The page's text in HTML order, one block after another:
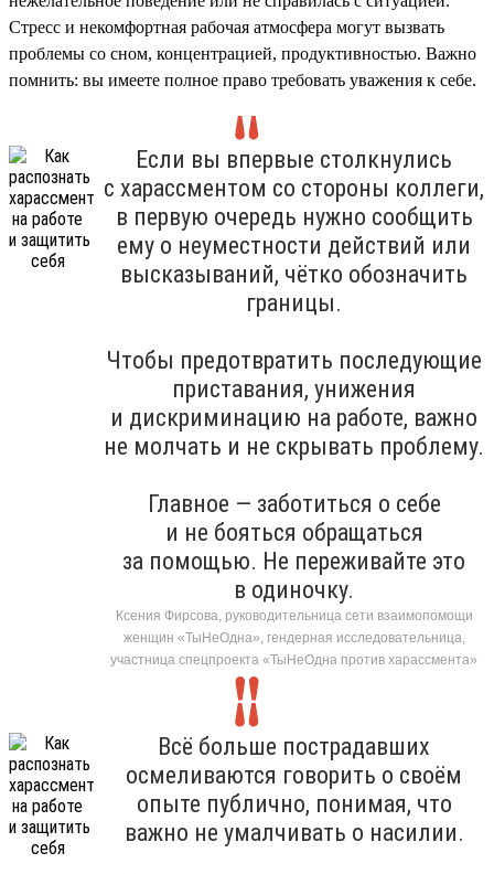
Стресс и некомфортная рабочая атмосфера могут вызвать
проблемы со сном, концентрацией, продуктивностью. Важно
помнить: вы имеете полное право требовать уважения к себе.
Если вы впервые столкнулись
с харассментом со стороны коллеги,
в первую очередь нужно сообщить
ему о неуместности действий или
высказываний, чётко обозначить
границы.
Чтобы предотвратить последующие
приставания, унижения
и дискриминацию на работе, важно
не молчать и не скрывать проблему.
Главное — заботиться о себе
и не бояться обращаться
за помощью. Не переживайте это
в одиночку.
Ксения Фирсова, руководительница сети взаимопомощи
женщин «ТыНеОдна», гендерная исследовательница,
участница спецпроекта «ТыНеОдна против харассмента»
Всё больше пострадавших
осмеливаются говорить о своём
опыте публично, понимая, что
важно не умалчивать о насилии.